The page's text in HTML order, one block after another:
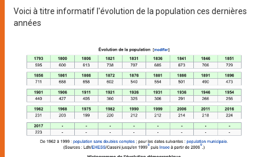
Voici à titre informatif l'évolution de la population ces dernières
années